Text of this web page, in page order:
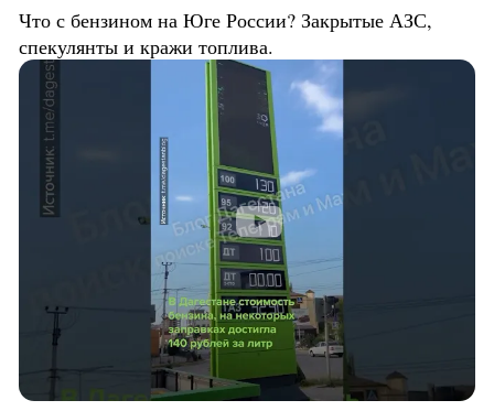
Что с бензином на Юге России? Закрытые АЗС,
спекулянты и кражи топлива.